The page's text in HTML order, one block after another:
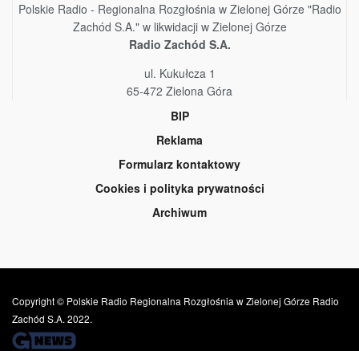
Polskie Radio - Regionalna Rozgłośnia w Zielonej Górze "Radio
Zachód S.A." w likwidacji w Zielonej Górze
Radio Zachód S.A.
ul. Kukułcza 1
65-472 Zielona Góra
BIP
Reklama
Formularz kontaktowy
Cookies i polityka prywatności
Archiwum
Copyright © Polskie Radio Regionalna Rozgłośnia w Zielonej Górze Radio
Zachód S.A. 2022.